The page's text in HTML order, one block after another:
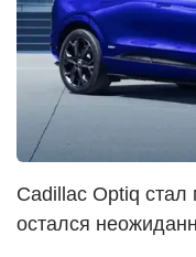
Cadillac Optiq
остался